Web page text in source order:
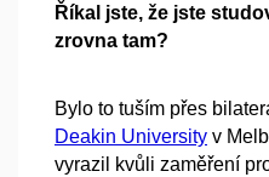
Říkal jste, že jste
zrovna tam?
Bylo to tuším přes
Deakin University v
vyrazil kvůli zaměření